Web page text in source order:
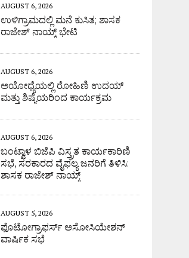
AUGUST 6, 2026
ಉಳಿಗ್ರಾಮದಲ್ಲಿ ಮನೆ ಕುಸಿತ; ಶಾಸಕ
ರಾಜೇಶ್ ನಾಯ್ಕ್ ಭೇಟಿ
AUGUST 6, 2026
ಅಯೋಧ್ಯೆಯಲ್ಲಿ ರೋಹಿಣಿ ಉದಯ್
ಮತ್ತು ಶಿಷ್ಯೆಯರಿಂದ ಕಾರ್ಯಕ್ರಮ
AUGUST 6, 2026
ಬಂಟ್ವಾಳ ಬಿಜೆಪಿ ವಿಸ್ತ್ರತ ಕಾರ್ಯಕಾರಿಣಿ
ಸಭೆ, ಸರಕಾರದ ವೈಫಲ್ಯ ಜನರಿಗೆ ತಿಳಿಸಿ:
ಶಾಸಕ ರಾಜೇಶ್ ನಾಯ್ಕ್
AUGUST 5, 2026
ಫೊಟೋಗ್ರಾಫರ್ಸ್ ಅಸೋಸಿಯೇಶನ್
ವಾರ್ಷಿಕ ಸಭೆ